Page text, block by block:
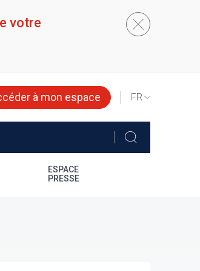
votre
à mon espace
SELECT
LANGUAGE
ESPACE
PRESSE